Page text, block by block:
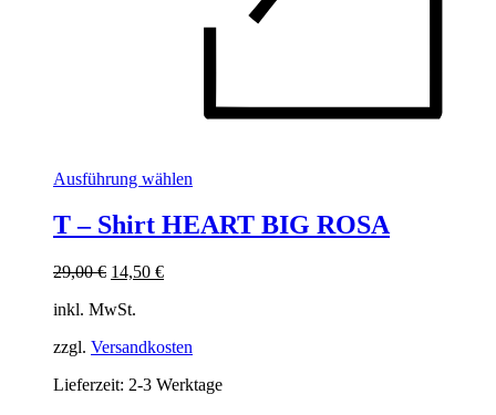
Ausführung wählen
weist
mehrere
auf
der
Produktseite
T – Shirt HEART BIG ROSA
29,00€ Ursprünglicher
war:
14,50 €Aktueller
inkl. MwSt.
zzgl. Versandkosten
Lieferzeit: 2-3 Werktage